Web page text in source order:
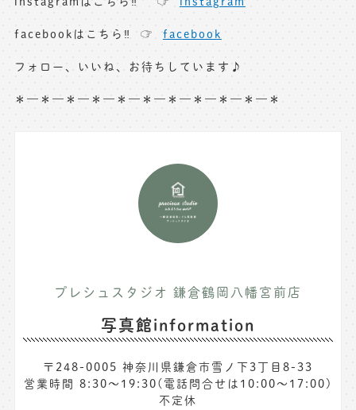
facebookはこちら‼︎ ☞ facebook
フォロー、いいね、お待ちしています♪
＊—＊—＊—＊—＊—＊—＊—＊—＊—＊—＊
プレシュスタジオ 鎌倉鶴岡八幡宮前店
写真館information
〒248-0005 神奈川県鎌倉市雪ノ下3丁目8-33
営業時間 8:30〜19:30(電話問合せは10:00～17:00)
不定休